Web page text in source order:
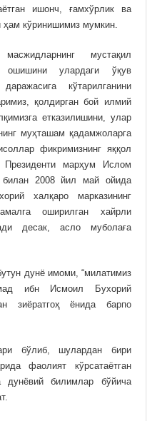
ишонч, ғамхўрлик ва
ҳам кўринишимиз мумкин.
мустақил
ошишини улардаги ўқув
кўтарилганини
қолдирган бой илмий
етказилишини, улар
муҳташам қадамжоларга
фикримизнинг яққол
Президенти марҳум Ислом
билан 2008 йил май ойида
халқаро марказининг
оширилган хайрли
десак, асло муболаға
дунё имоми, “милатимиз
ибн Исмоил Бухорий
зиёратгоҳ ёнида барпо
бўлиб, шулардан бири
фаолият кўрсатаётган
дунёвий билимлар бўйича